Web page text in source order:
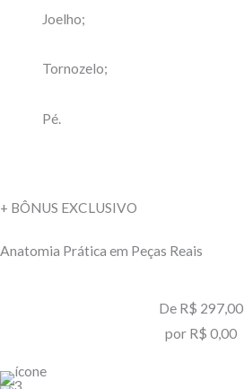
Joelho;
Tornozelo;
Pé.
+ BÔNUS EXCLUSIVO
Anatomia Prática em Peças Reais
De R$ 297,00
por R$ 0,00